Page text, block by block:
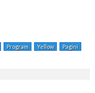
Program Yellow Pagini